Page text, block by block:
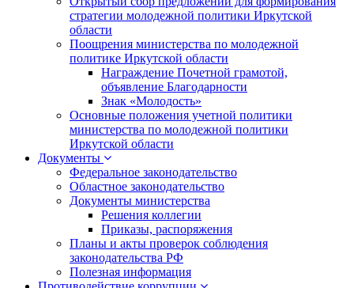
стратегии молодежной политики Иркутской
области
Поощрения министерства по молодежной
политике Иркутской области
Награждение Почетной грамотой,
объявление Благодарности
Знак «Молодость»
Основные положения учетной политики
министерства по молодежной политики
Иркутской области
Документы
Федеральное законодательство
Областное законодательство
Документы министерства
Решения коллегии
Приказы, распоряжения
Планы и акты проверок соблюдения
законодательства РФ
Полезная информация